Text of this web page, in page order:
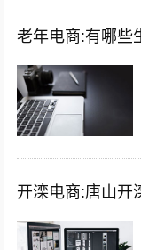
开滦电商:唐山开